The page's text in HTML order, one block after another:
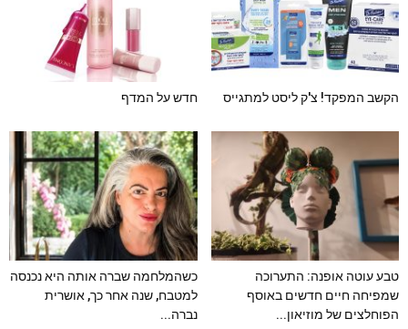
הקשב המפקד! צ'ק ליסט למתגייס חדש על המדף
טבע עוטה אופנה: התערוכה
שמפיחה חיים חדשים באוסף
הפוחלצים של מוזיאון...
כשהמלחמה שברה אותה היא נכנסה
למטבח, שנה אחר כך, אושרית
נברה...